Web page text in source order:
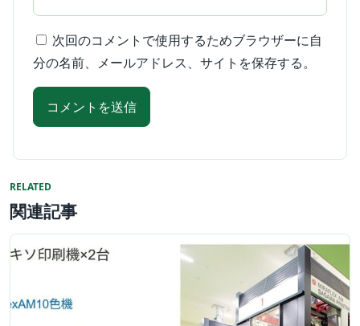
次回のコメントで使用するためブラウザーに自
分の名前、メールアドレス、サイトを保存する。
RELATED
関連記事